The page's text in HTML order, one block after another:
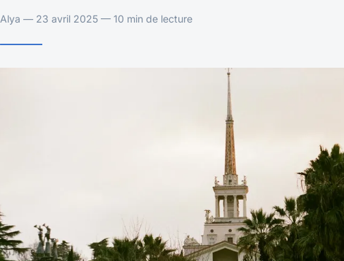
Alya — 23 avril 2025 — 10 min de lecture